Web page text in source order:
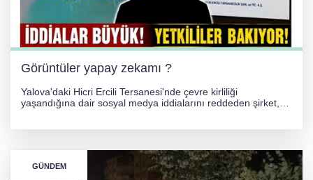
Görüntüler yapay zekamı ?
Yalova'daki Hicri Ercili Tersanesi'nde çevre kirliliği
yaşandığına dair sosyal medya iddialarını reddeden şirket,
GÜNDEM